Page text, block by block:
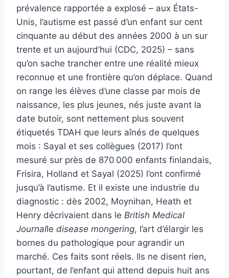
prévalence rapportée a explosé – aux États-
Unis, l’autisme est passé d’un enfant sur cent
cinquante au début des années 2000 à un sur
trente et un aujourd’hui (CDC, 2025) – sans
qu’on sache trancher entre une réalité mieux
reconnue et une frontière qu’on déplace. Quand
on range les élèves d’une classe par mois de
naissance, les plus jeunes, nés juste avant la
date butoir, sont nettement plus souvent
étiquetés TDAH que leurs aînés de quelques
mois : Sayal et ses collègues (2017) l’ont
mesuré sur près de 870 000 enfants finlandais,
Frisira, Holland et Sayal (2025) l’ont confirmé
jusqu’à l’autisme. Et il existe une industrie du
diagnostic : dès 2002, Moynihan, Heath et
Henry décrivaient dans le British Medical
Journalle disease mongering, l’art d’élargir les
bornes du pathologique pour agrandir un
marché. Ces faits sont réels. Ils ne disent rien,
pourtant, de l’enfant qui attend depuis huit ans